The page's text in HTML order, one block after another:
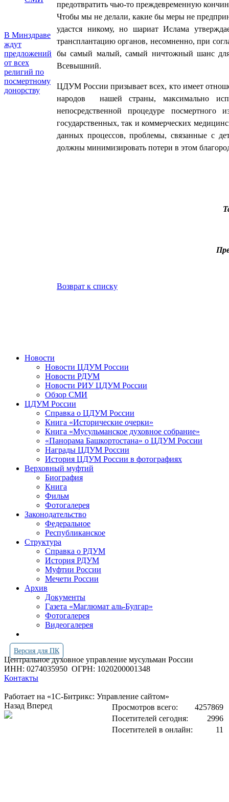
В Минздраве
ждут
предложений
от всех
религий по
посмертному
донорству
предотвратить чью-то преждевременную
Чтобы мы не делали, какие бы меры не
удастся никому, но шариат Ислама
трансплантацию органов, несомненно, при
бы самый малый, самый ничтожный шанс для
Всевышний.
ЦДУМ России призывает всех, кто имеет
народов нашей страны, максимально
непосредственной процедуре
государственных, так и коммерческих
данных процессов, проблемы, связанные с
должны минимизировать потери в этом
Возврат к списку
Новости
Новости ЦДУМ России
Новости РДУМ
Новости РИУ ЦДУМ России
Обзор СМИ
ЦДУМ России
Справка о ЦДУМ России
Книга «Исторические очерки»
Книга «Мусульманское духовное собрание»
«Панорама Башкортостана» о ЦДУМ России
Награды ЦДУМ России
История ЦДУМ России в фотографиях
Верховный муфтий
Биография
Книга
Фильм
Фотогалерея
Законодательство
Федеральное
Республиканское
Структура
Справка о РДУМ
История РДУМ
Муфтии России
Мечети России
Архив
Документы
Газета «Маглюмат аль-Булгар»
Фотогалерея
Видеогалерея
Версия для ПК
Центральное духовное управление мусульман России
ИНН: 0274035950 ОГРН: 1020200001348
Контакты
Работает на «1С-Битрикс: Управление сайтом»
Просмотров всего:
4257869
Посетителей сегодня:
2996
Посетителей в онлайн:
11
Назад Вперед